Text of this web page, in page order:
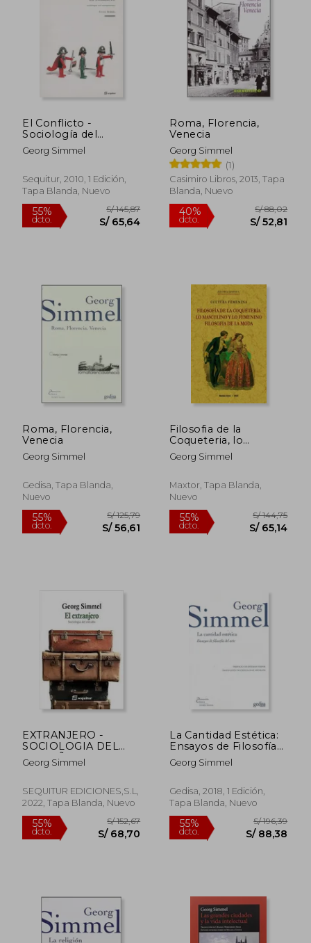
55%
dcto.
55%
dcto. S/
El Conflicto -
Sociología del
Antagonismo
Georg Simmel
Sequitur, 2010, 1 Edición,
Tapa Blanda, Nuevo
55% S/ 145,87
Roma, Florencia,
Venecia
Georg Simmel
(1)
Casimiro Libros, 2013, Tapa
Blanda, Nuevo
40%
Roma, Florencia,
Venecia
Georg Simmel
Gedisa, Tapa Blanda,
Nuevo
55%
Filosofia de la
Coqueteria, lo
Masculino y lo
Femenino, Filosofia
Georg Simmel
Maxtor, Tapa Blanda,
Nuevo
55%
EXTRANJERO -
SOCIOLOGIA DEL
EXTRAÑO, EL
Georg Simmel
SEQUITUR EDICIONES,S.L,
2022, Tapa Blanda, Nuevo
La Cantidad Estética:
Ensayos de Filosofía
del Arte
Georg Simmel
Gedisa, 2018, 1 Edición,
Tapa Blanda, Nuevo